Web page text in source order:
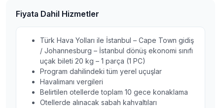
Fiyata Dahil Hizmetler
Türk Hava Yolları ile İstanbul – Cape Town gidiş
/ Johannesburg – İstanbul dönüş ekonomi sınıfı
uçak bileti 20 kg – 1 parça (1 PC)
Program dahilindeki tüm yerel uçuşlar
Havalimanı vergileri
Belirtilen otellerde toplam 10 gece konaklama
Otellerde alınacak sabah kahvaltıları